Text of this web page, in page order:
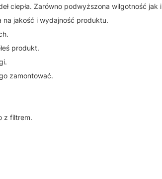
ciepła. Zarówno podwyższona wilgotność jak i
na jakość i wydajność produktu.
produkt.
zamontować.
z filtrem.